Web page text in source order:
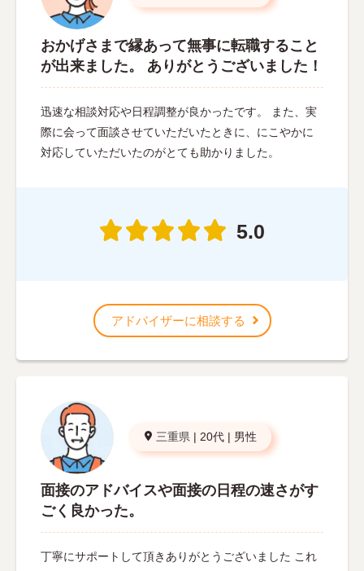
おかげさまで縁あって無事に転職すること
が出来ました。 ありがとうございました！
迅速な相談対応や日程調整が良かったです。 また、実
際に会って面談させていただいたときに、にこやかに
対応していただいたのがとても助かりました。
5.0
アドバイザーに相談する
三重県 | 20代 | 男性
面接のアドバイスや面接の日程の速さがす
ごく良かった。
丁寧にサポートして頂きありがとうございました これ